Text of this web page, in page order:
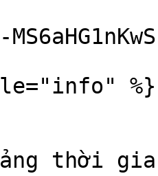
%}
thời